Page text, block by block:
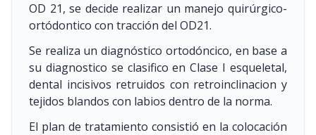
OD 21, se decide realizar un manejo quirúrgico-
ortódontico con tracción del OD21.
Se realiza un diagnóstico ortodóncico, en base a
su diagnostico se clasifico en Clase I esqueletal,
dental incisivos retruidos con retroinclinacion y
tejidos blandos con labios dentro de la norma.
El plan de tratamiento consistió en la colocación